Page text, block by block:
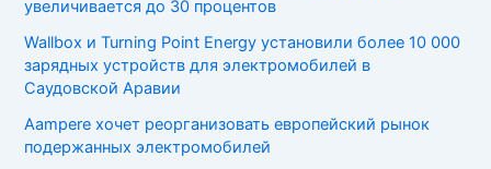
увеличивается до 30 процентов
Wallbox и Turning Point Energy установили более 10 000
зарядных устройств для электромобилей в
Саудовской Аравии
Aampere хочет реорганизовать европейский рынок
подержанных электромобилей